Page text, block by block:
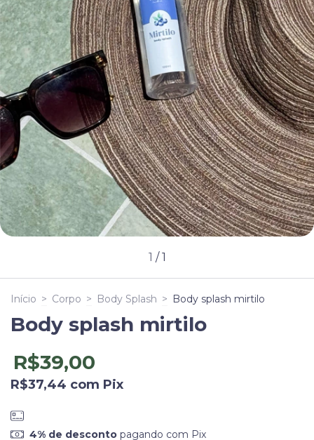
1 /1
Início > Corpo > Body Splash > Body splash mirtilo
Body splash mirtilo
R$39,00
R$37,44 com Pix
4% de descontopagando com Pix